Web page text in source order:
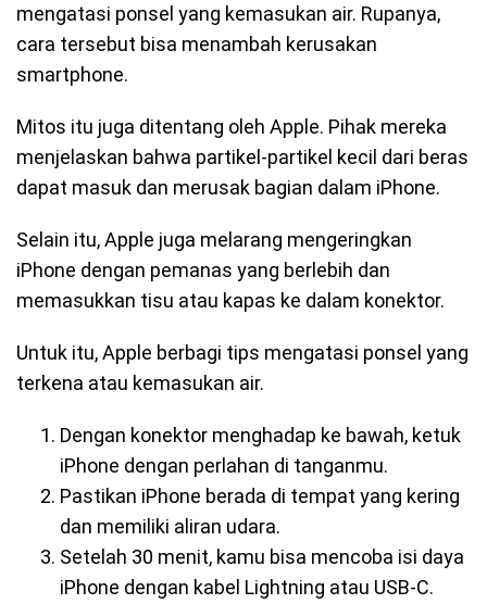
mengatasi ponsel yang kemasukan air. Rupanya,
cara tersebut bisa menambah kerusakan
smartphone.
Mitos itu juga ditentang oleh Apple. Pihak mereka
menjelaskan bahwa partikel-partikel kecil dari beras
dapat masuk dan merusak bagian dalam iPhone.
Selain itu, Apple juga melarang mengeringkan
iPhone dengan pemanas yang berlebih dan
memasukkan tisu atau kapas ke dalam konektor.
Untuk itu, Apple berbagi tips mengatasi ponsel yang
terkena atau kemasukan air.
Dengan konektor menghadap ke bawah, ketuk
iPhone dengan perlahan di tanganmu.
Pastikan iPhone berada di tempat yang kering
dan memiliki aliran udara.
Setelah 30 menit, kamu bisa mencoba isi daya
iPhone dengan kabel Lightning atau USB-C.